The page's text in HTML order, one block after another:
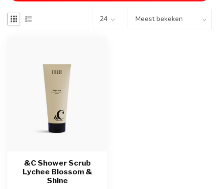
&C Shower Scrub
Lychee Blossom &
Shine